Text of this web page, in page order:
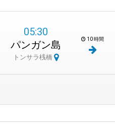
05:30
パンガン島
トンサラ桟橋
10 時間